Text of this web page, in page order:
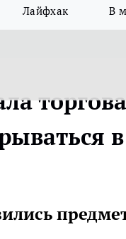
Лайфхак В